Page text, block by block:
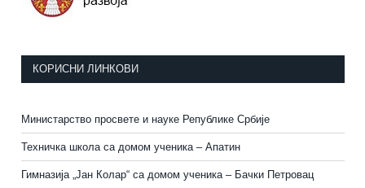
КОРИСНИ ЛИНКОВИ
Министарство просвете и науке Републике Србије
Техничка школа са домом ученика – Апатин
Гимназија „Јан Колар“ са домом ученика – Бачки Петровац